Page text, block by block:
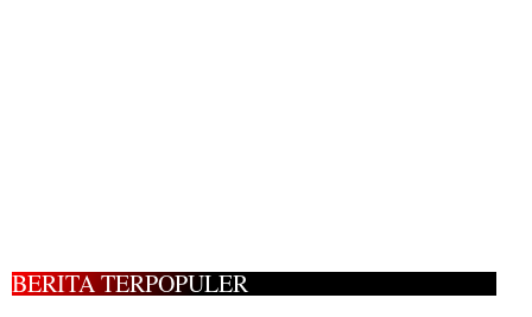
BERITA TERPOPULER